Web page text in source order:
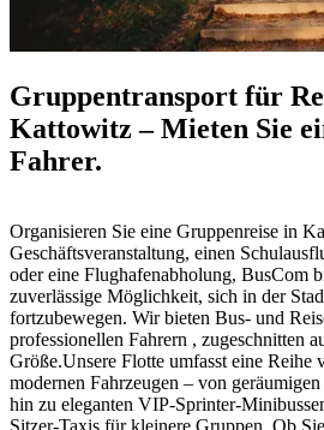
Gruppentransport für
Kattowitz – Mieten Sie
Fahrer.
Organisieren Sie eine Gruppenreise in
Geschäftsveranstaltung, einen
oder eine Flughafenabholung, BusCom
zuverlässige Möglichkeit, sich in der
fortzubewegen. Wir bieten Bus- und
professionellen Fahrern , zugeschnitten
Größe.Unsere Flotte umfasst eine Reihe
modernen Fahrzeugen – von
hin zu eleganten VIP-Sprinter-
Sitzer-Taxis für kleinere Gruppen. Ob